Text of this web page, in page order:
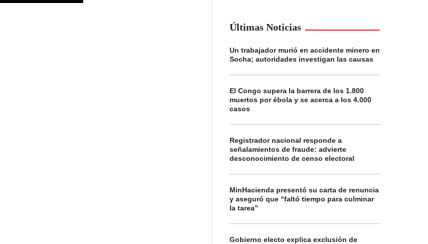
Últimas Noticias
Un trabajador murió en accidente minero en
Socha; autoridades investigan las causas
El Congo supera la barrera de los 1.800
muertos por ébola y se acerca a los 4.000
casos
Registrador nacional responde a
señalamientos de fraude: advierte
desconocimiento de censo electoral
MinHacienda presentó su carta de renuncia
y aseguró que “faltó tiempo para culminar
la tarea”
Gobierno electo explica exclusión de